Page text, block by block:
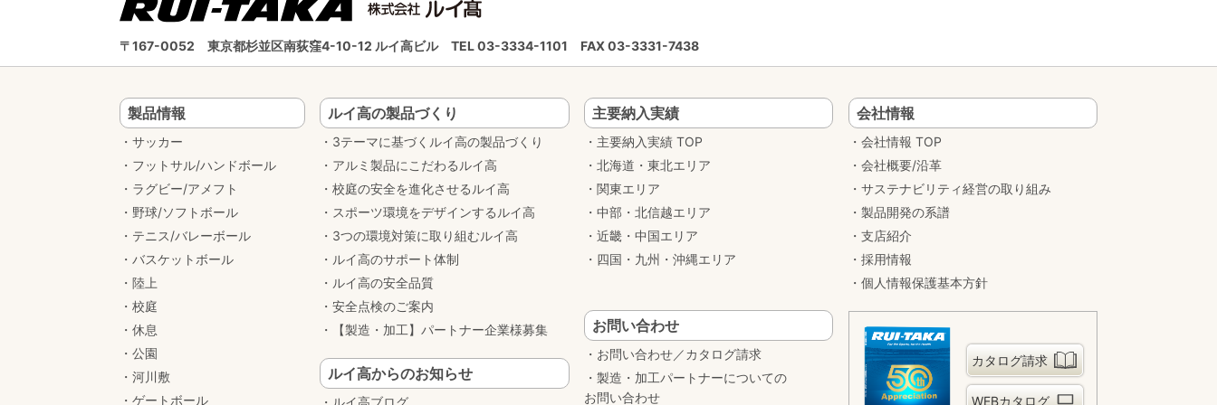
〒167-0052 東京都杉並区南荻窪4-10-12 ルイ高ビル TEL 03-3334-1101 FAX 03-3331-7438
製品情報
サッカー
フットサル/ハンドボール
ラグビー/アメフト
野球/ソフトボール
テニス/バレーボール
バスケットボール
陸上
校庭
休息
公園
河川敷
ゲートボール
ルイ高の製品づくり
3テーマに基づくルイ高の製品づくり
アルミ製品にこだわるルイ高
校庭の安全を進化させるルイ高
スポーツ環境をデザインするルイ高
3つの環境対策に取り組むルイ高
ルイ高のサポート体制
ルイ高の安全品質
安全点検のご案内
【製造・加工】パートナー企業様募集
ルイ高からのお知らせ
主要納入実績
主要納入実績 TOP
北海道・東北エリア
関東エリア
中部・北信越エリア
近畿・中国エリア
四国・九州・沖縄エリア
お問い合わせ
お問い合わせ／カタログ請求
製造・加工パートナーについての
お問い合わせ
会社情報
会社情報 TOP
会社概要/沿革
サステナビリティ経営の取り組み
製品開発の系譜
支店紹介
採用情報
個人情報保護基本方針
カタログ請求
WEBカタログ